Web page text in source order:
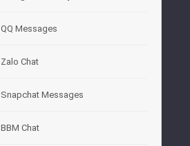
QQ Messages
Zalo Chat
Snapchat Messages
BBM Chat